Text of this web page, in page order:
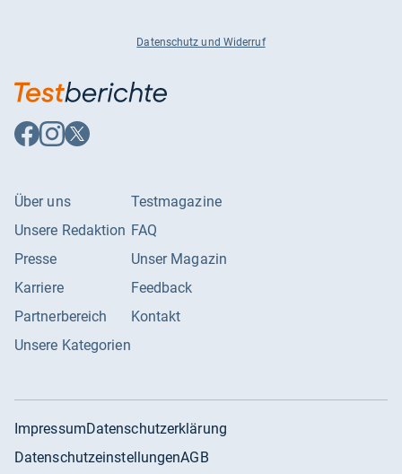
Datenschutz und Widerruf
Auf
Facebook
Auf
Instagram
Auf
X
Über uns
Unsere Redaktion
Presse
Karriere
Partnerbereich
Unsere Kategorien
Testmagazine
FAQ
Unser Magazin
Feedback
Kontakt
ImpressumDatenschutzerklärung
DatenschutzeinstellungenAGB